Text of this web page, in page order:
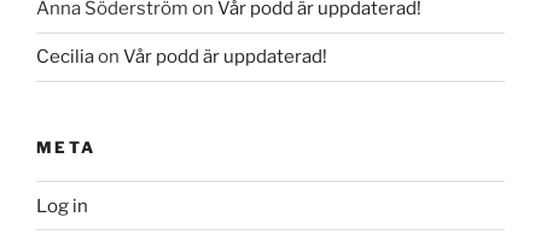
Anna Söderström on Vår podd är uppdaterad!
Ceciliaon Vår podd är uppdaterad!
META
Log in